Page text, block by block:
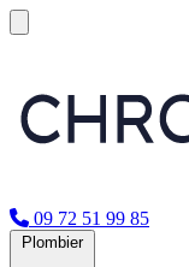
09 72 51 99 85
Plombier